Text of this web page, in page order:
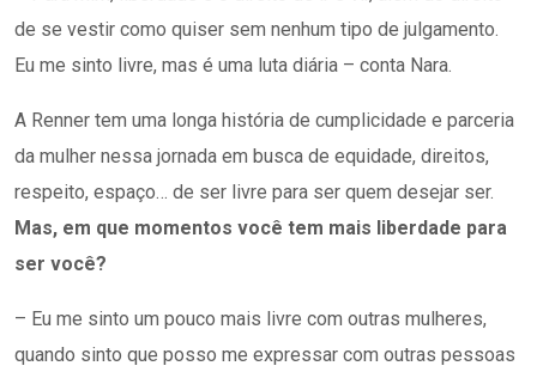
de se vestir como quiser sem nenhum tipo de julgamento.
Eu me sinto livre, mas é uma luta diária – conta Nara.
A Renner tem uma longa história de cumplicidade e parceria
da mulher nessa jornada em busca de equidade, direitos,
respeito, espaço… de ser livre para ser quem desejar ser.​
Mas, em que momentos você tem mais liberdade para
ser você?​
– Eu me sinto um pouco mais livre com outras mulheres,
quando sinto que posso me expressar com outras pessoas